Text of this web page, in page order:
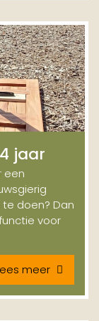
jaar
een
doen? Dan
voor
meer